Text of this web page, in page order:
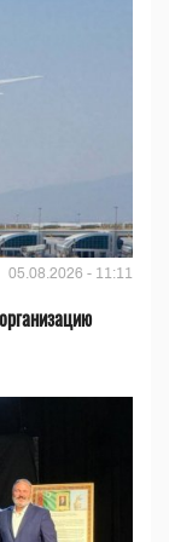
05.08.2026 - 11:11